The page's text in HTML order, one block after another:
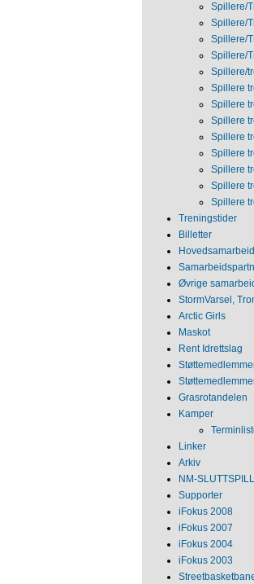
Spillere/
Spillere/
Spillere/
Spillere/
Spillere/
Spillere
Spillere
Spillere
Spillere
Spillere
Spillere
Spillere
Spillere
Treningstider
Billetter
Øvrige
StormVarsel,
Arctic Girls
Maskot
Rent Idrettslag
Grasrotandelen
Kamper
Linker
Arkiv
Supporter
iFokus 2008
iFokus 2007
iFokus 2004
iFokus 2003